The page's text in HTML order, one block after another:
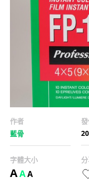
作者
藍骨
字體大小
AAA